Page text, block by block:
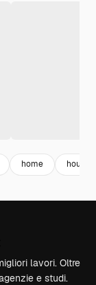
home house
lavori. Oltre
e studi.